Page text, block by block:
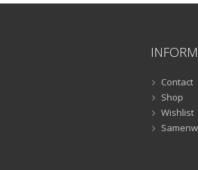
Contact
Shop
Wishlist